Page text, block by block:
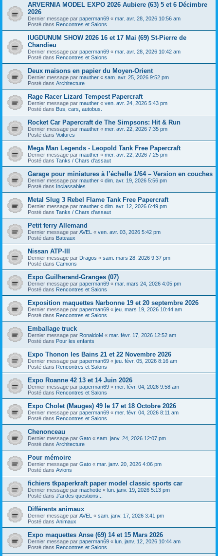
ARVERNIA MODEL EXPO 2026 Aubiere (63) 5 et 6 Décimbre
2026
Dernier message par paperman69 « mar. avr. 28, 2026 10:56 am
Posté dans Rencontres et Salons
lUGDUNUM SHOW 2026 16 et 17 Mai (69) St-Pierre de
Chandieu
Dernier message par paperman69 « mar. avr. 28, 2026 10:42 am
Posté dans Rencontres et Salons
Deux maisons en papier du Moyen-Orient
Dernier message par mauther « sam. avr. 25, 2026 9:52 pm
Posté dans Architecture
Rage Racer Lizard Tempest Papercraft
Dernier message par mauther « ven. avr. 24, 2026 5:43 pm
Posté dans Bus, cars, autobus.
Rocket Car Papercraft de The Simpsons: Hit & Run
Dernier message par mauther « mer. avr. 22, 2026 7:35 pm
Posté dans Voitures
Mega Man Legends - Leopold Tank Free Papercraft
Dernier message par mauther « mer. avr. 22, 2026 7:25 pm
Posté dans Tanks / Chars d'assaut
Garage pour miniatures à l’échelle 1/64 – Version en couches
Dernier message par mauther « dim. avr. 19, 2026 5:56 pm
Posté dans Inclassables
Metal Slug 3 Rebel Flame Tank Free Papercraft
Dernier message par mauther « dim. avr. 12, 2026 6:49 pm
Posté dans Tanks / Chars d'assaut
Petit ferry Allemand
Dernier message par AVEL « ven. avr. 03, 2026 5:42 pm
Posté dans Bateaux
Nissan ATP-III
Dernier message par Dragos « sam. mars 28, 2026 9:37 pm
Posté dans Camions
Expo Guilherand-Granges (07)
Dernier message par paperman69 « mar. mars 24, 2026 4:05 pm
Posté dans Rencontres et Salons
Exposition maquettes Narbonne 19 et 20 septembre 2026
Dernier message par paperman69 « jeu. mars 19, 2026 10:44 am
Posté dans Rencontres et Salons
Emballage truck
Dernier message par RonaldoM « mar. févr. 17, 2026 12:52 am
Posté dans Pour les enfants
Expo Thonon les Bains 21 et 22 Novembre 2026
Dernier message par paperman69 « jeu. févr. 05, 2026 8:16 am
Posté dans Rencontres et Salons
Expo Roanne 42 13 et 14 Juin 2026
Dernier message par paperman69 « mer. févr. 04, 2026 9:58 am
Posté dans Rencontres et Salons
Expo Cholet (Mauges) 49 le 17 et 18 Octobre 2026
Dernier message par paperman69 « mer. févr. 04, 2026 8:11 am
Posté dans Rencontres et Salons
Chenonceau
Dernier message par Gato « sam. janv. 24, 2026 12:07 pm
Posté dans Architecture
Pour mémoire
Dernier message par Gato « mar. janv. 20, 2026 4:06 pm
Posté dans Avions
fichiers tkpaperkraft paper model classic sports car
Dernier message par machotte « lun. janv. 19, 2026 5:13 pm
Posté dans J'ai des questions...
Différents animaux
Dernier message par AVEL « sam. janv. 17, 2026 3:41 pm
Posté dans Animaux
Expo maquettes Anse (69) 14 et 15 Mars 2026
Dernier message par paperman69 « lun. janv. 12, 2026 10:44 am
Posté dans Rencontres et Salons